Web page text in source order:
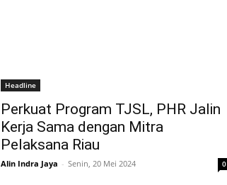
Headline
Perkuat Program TJSL, PHR Jalin
Kerja Sama dengan Mitra
Pelaksana Riau
Alin Indra Jaya - Senin, 20 Mei 2024 0